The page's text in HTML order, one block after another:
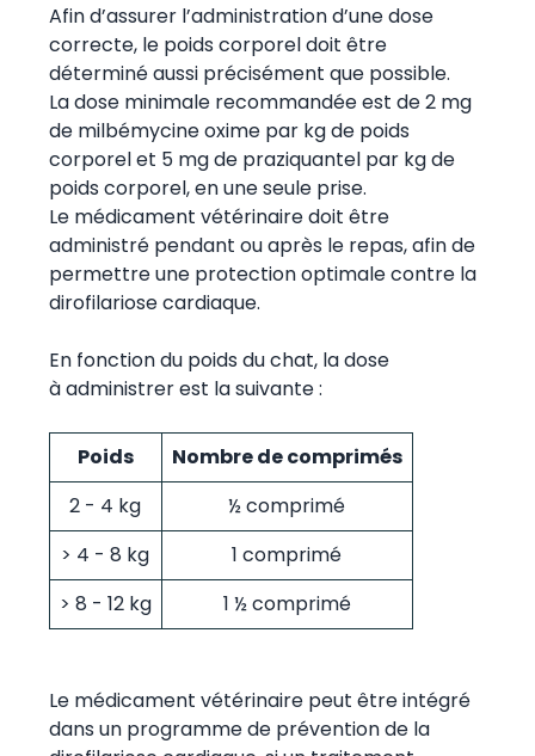
Afin d’assurer l’administration d’une dose
correcte, le poids corporel doit être
déterminé aussi précisément que possible.
La dose minimale recommandée est de 2 mg
de milbémycine oxime par kg de poids
corporel et 5 mg de praziquantel par kg de
poids corporel, en une seule prise.
Le médicament vétérinaire doit être
administré pendant ou après le repas, afin de
permettre une protection optimale contre la
dirofilariose cardiaque.
En fonction du poids du chat, la dose
à administrer est la suivante :
Poids
Nombre de comprimés
2 - 4 kg
½ comprimé
> 4 - 8 kg
1 comprimé
> 8 - 12 kg
1 ½ comprimé
Le médicament vétérinaire peut être intégré
dans un programme de prévention de la